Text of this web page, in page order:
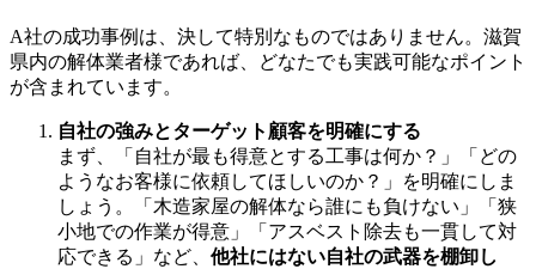
A社の成功事例は、決して特別なものではありません。滋賀
県内の解体業者様であれば、どなたでも実践可能なポイント
が含まれています。
自社の強みとターゲット顧客を明確にする
まず、「自社が最も得意とする工事は何か？」「どの
ようなお客様に依頼してほしいのか？」を明確にしま
しょう。「木造家屋の解体なら誰にも負けない」「狭
小地での作業が得意」「アスベスト除去も一貫して対
応できる」など、 他社にはない自社の武器を棚卸し